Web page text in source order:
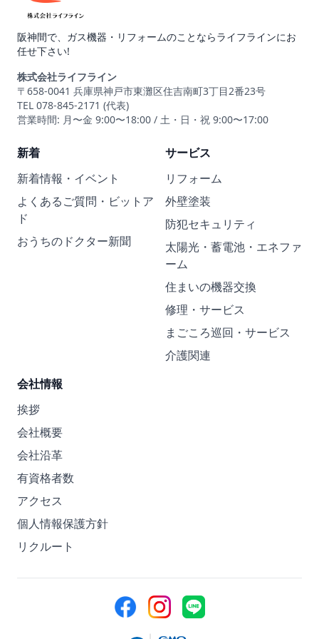
阪神間で、ガス機器・リフォームのことならライフラインにお
任せ下さい!
株式会社ライフライン
〒658-0041 兵庫県神戸市東灘区住吉南町3丁目2番23号
TEL 078-845-2171 (代表)
営業時間: 月〜金 9:00〜18:00 / 土・日・祝 9:00〜17:00
新着
新着情報・イベント
よくあるご質問・ビットア
ド
おうちのドクター新聞
サービス
リフォーム
外壁塗装
防犯セキュリティ
太陽光・蓄電池・エネファ
ーム
住まいの機器交換
修理・サービス
まごころ巡回・サービス
介護関連
会社情報
挨拶
会社概要
会社沿革
有資格者数
アクセス
個人情報保護方針
リクルート